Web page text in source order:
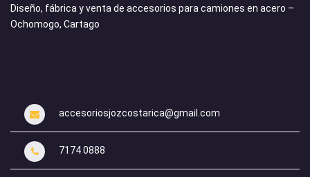
Diseño, fábrica y venta de accesorios para camiones en acero –
Ochomogo, Cartago
accesoriosjozcostarica@gmail.com
7174 0888